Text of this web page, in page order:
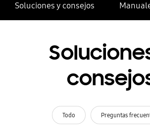
Soluciones y consejos
Todo Preguntas